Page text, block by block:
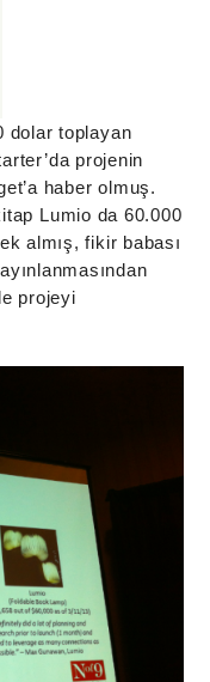
dolar toplayan
projenin
haber olmuş.
Lumio da 60.000
almış, fikir babası
projeyi